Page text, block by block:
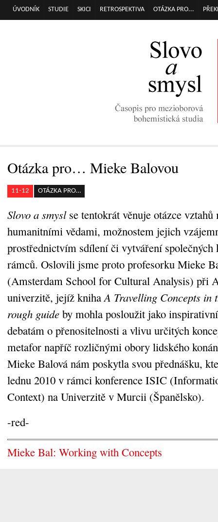
Hlavní menu
ÚVODNÍK STUDIE SKICI RETROSPEKTIVA OTÁZKA PRO...
Otázka pro… Mieke Balovou
11-12 OTÁZKA PRO…
Slovo a smyslse tentokrát věnuje otázce
humanitními vědami, možnostem jejich
prostřednictvím sdílení či vytváření společných
rámců. Oslovili jsme proto profesorku Mieke
(Amsterdam School for Cultural Analysis) při
univerzitě, jejíž kniha A Travelling Concepts in
rough guide by mohla posloužit jako
debatám o přenositelnosti a vlivu určitých
metafor napříč rozličnými obory lidského
Mieke Balová nám poskytla svou přednášku,
lednu 2010 v rámci konference ISIC
Context) na Univerzitě v Murcii (Španělsko).
-red-
Mieke Bal: Working with Concepts